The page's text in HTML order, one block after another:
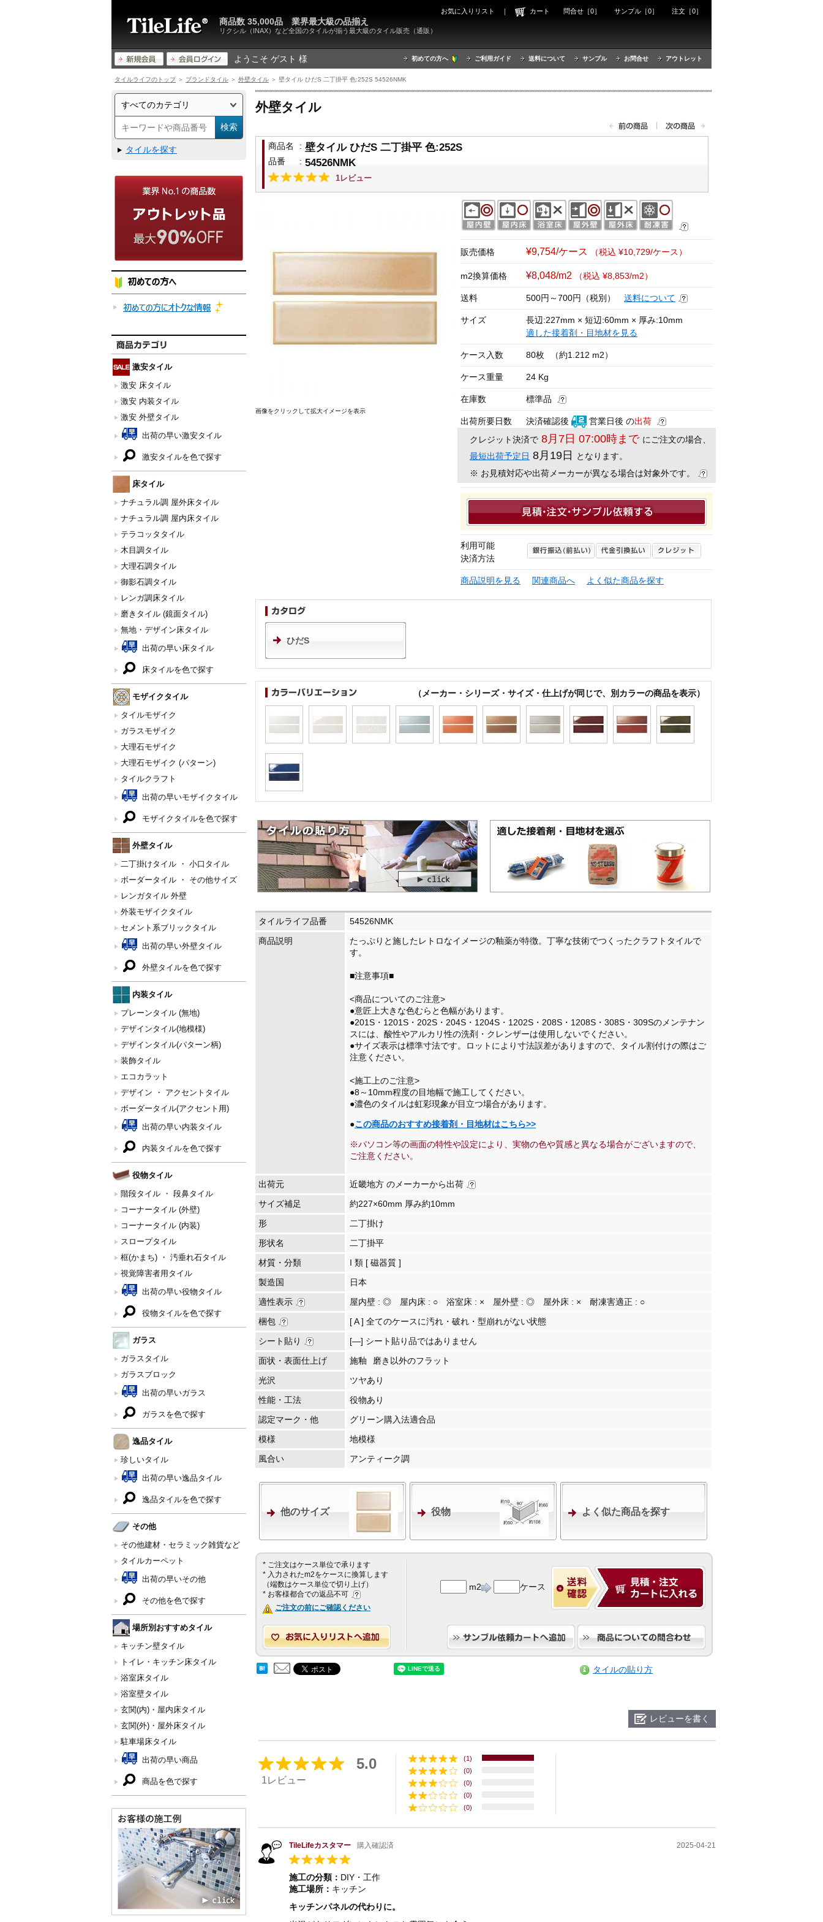
リクシル（INAX）など全国のタイルが揃う最大級のタイル販売（通販）
商品数 35,000品 業界最大級の品揃え
ようこそ ゲスト 様 初めての方へ ご利用ガイド 送料について サンプル お問合せ アウトレット
お気に入りリスト ｜ カート 問合せ［0］ サンプル［0］ 注文［0］
タイルライフのトップ＞ ブランドタイル ＞ 外壁タイル ＞ 壁タイル ひだS 二丁掛平 色:252S 54526NMK
タイルを探す
激安タイル
激安 床タイル
激安 内装タイル
激安 外壁タイル
出荷の早い激安タイル
激安タイルを色で探す
床タイル
ナチュラル調 屋外床タイル
ナチュラル調 屋内床タイル
テラコッタタイル
木目調タイル
大理石調タイル
御影石調タイル
レンガ調床タイル
磨きタイル (鏡面タイル)
無地・デザイン床タイル
出荷の早い床タイル
床タイルを色で探す
モザイクタイル
タイルモザイク
ガラスモザイク
大理石モザイク
大理石モザイク (パターン)
タイルクラフト
出荷の早いモザイクタイル
モザイクタイルを色で探す
外壁タイル
二丁掛けタイル ・ 小口タイル
ボーダータイル ・ その他サイズ
レンガタイル 外壁
外装モザイクタイル
セメント系ブリックタイル
出荷の早い外壁タイル
外壁タイルを色で探す
内装タイル
プレーンタイル (無地)
デザインタイル(地模様)
デザインタイル(パターン柄)
装飾タイル
エコカラット
デザイン ・ アクセントタイル
ボーダータイル(アクセント用)
出荷の早い内装タイル
内装タイルを色で探す
役物タイル
階段タイル ・ 段鼻タイル
コーナータイル (外壁)
コーナータイル (内装)
スロープタイル
框(かまち) ・ 汚垂れ石タイル
視覚障害者用タイル
出荷の早い役物タイル
役物タイルを色で探す
ガラス
ガラスタイル
ガラスブロック
出荷の早いガラス
ガラスを色で探す
逸品タイル
珍しいタイル
出荷の早い逸品タイル
逸品タイルを色で探す
その他
その他建材・セラミック雑貨など
タイルカーペット
出荷の早いその他
その他を色で探す
場所別おすすめタイル
キッチン壁タイル
トイレ・キッチン床タイル
浴室床タイル
浴室壁タイル
玄関(内)・屋内床タイル
玄関(外)・屋外床タイル
駐車場床タイル
出荷の早い商品
商品を色で探す
外壁タイル
商品名 : 壁タイル ひだS 二丁掛平 色:252S
品番 : 54526NMK
1レビュー
画像をクリックして拡大イメージを表示
販売価格 ¥9,754/ケース （税込 ¥10,729/ケース）
m2換算価格 ¥8,048/m2 （税込 ¥8,853/m2）
送料 500円～700円（税別） 送料について
サイズ
長辺:227mm × 短辺:60mm × 厚み:10mm
適した接着剤・目地材を見る
ケース入数 80枚 （約1.212 m2）
ケース重量 24 Kg
在庫数 標準品
出荷所要日数 決済確認後 営業日後 の出荷
クレジット決済で 8月7日 07:00時まで にご注文の場合、
最短出荷予定日 8月19日
となります。
※ お見積対応や出荷メーカーが異なる場合は対象外です。
利用可能
決済方法
商品説明を見る 関連商品へ よく似た商品を探す
ひだS
（メーカー・シリーズ・サイズ・仕上げが同じで、別カラーの商品を表示）
タイルライフ品番
54526NMK
商品説明
たっぷりと施したレトロなイメージの釉薬が特徴。丁寧な技術でつくったクラフトタイルで
す。
■注意事項■
<商品についてのご注意>
●意匠上大きな色むらと色幅があります。
●201S・1201S・202S・204S・1204S・1202S・208S・1208S・308S・309Sのメンテナン
スには、酸性やアルカリ性の洗剤・クレンザーは使用しないでください。
●サイズ表示は標準寸法です。ロットにより寸法誤差がありますので、タイル割付けの際はご
注意ください。
<施工上のご注意>
●8～10mm程度の目地幅で施工してください。
●濃色のタイルは虹彩現象が目立つ場合があります。
●この商品のおすすめ接着剤・目地材はこちら>>
※パソコン等の画面の特性や設定により、実物の色や質感と異なる場合がございますので、
ご注意ください。
出荷元
近畿地方 のメーカーから出荷
サイズ補足
約227×60mm 厚み約10mm
形
二丁掛け
形状名
二丁掛平
材質・分類
I 類 [ 磁器質 ]
製造国
日本
適性表示
屋内壁 : ◎ 屋内床 : ○ 浴室床 : × 屋外壁 : ◎ 屋外床 : × 耐凍害適正 : ○
梱包
[ A ] 全てのケースに汚れ・破れ・型崩れがない状態
シート貼り
[―] シート貼り品ではありません
面状・表面仕上げ
施釉
磨き以外のフラット
光沢
ツヤあり
性能・工法
役物あり
認定マーク・他
グリーン購入法適合品
模様
地模様
風合い
アンティーク調
他のサイズ 役物 よく似た商品を探す
* ご注文はケース単位で承ります
* 入力されたm2をケースに換算します
（端数はケース単位で切り上げ）
* お客様都合での返品不可
ご注文の前にご確認ください
m2 ケース
タイルの貼り方
レビューを書く
5.0
1レビュー
(1)
(0)
(0)
(0)
(0)
TileLifeカスタマー 購入確認済 2025-04-21
施工の分類： DIY・工作
施工場所： キッチン
キッチンパネルの代わりに。